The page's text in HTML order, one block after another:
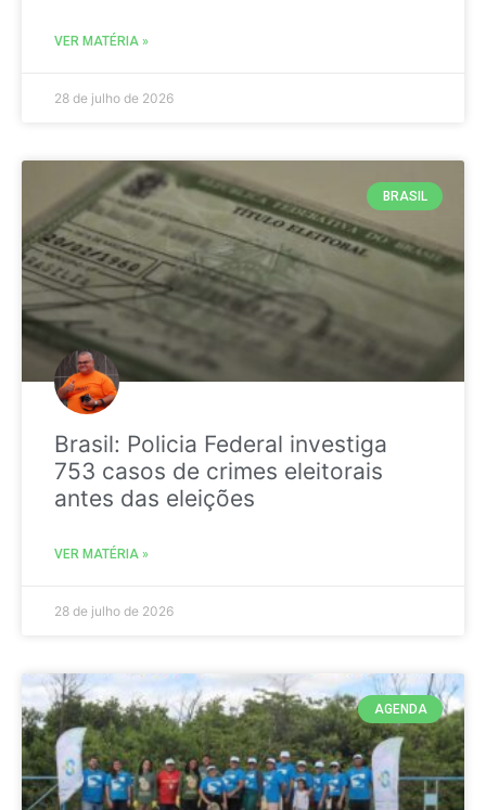
VER MATÉRIA »
28 de julho de 2026
BRASIL
Brasil: Policia Federal investiga
753 casos de crimes eleitorais
antes das eleições
VER MATÉRIA »
28 de julho de 2026
AGENDA